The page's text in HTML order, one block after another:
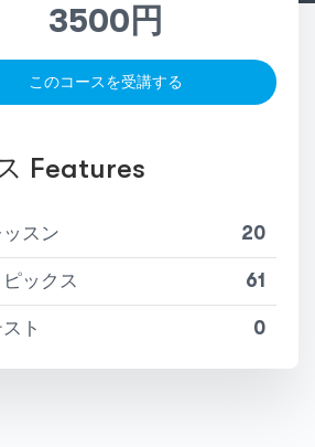
3500円
このコースを受講する
Features
ッスン 20
ピックス 61
ト 0